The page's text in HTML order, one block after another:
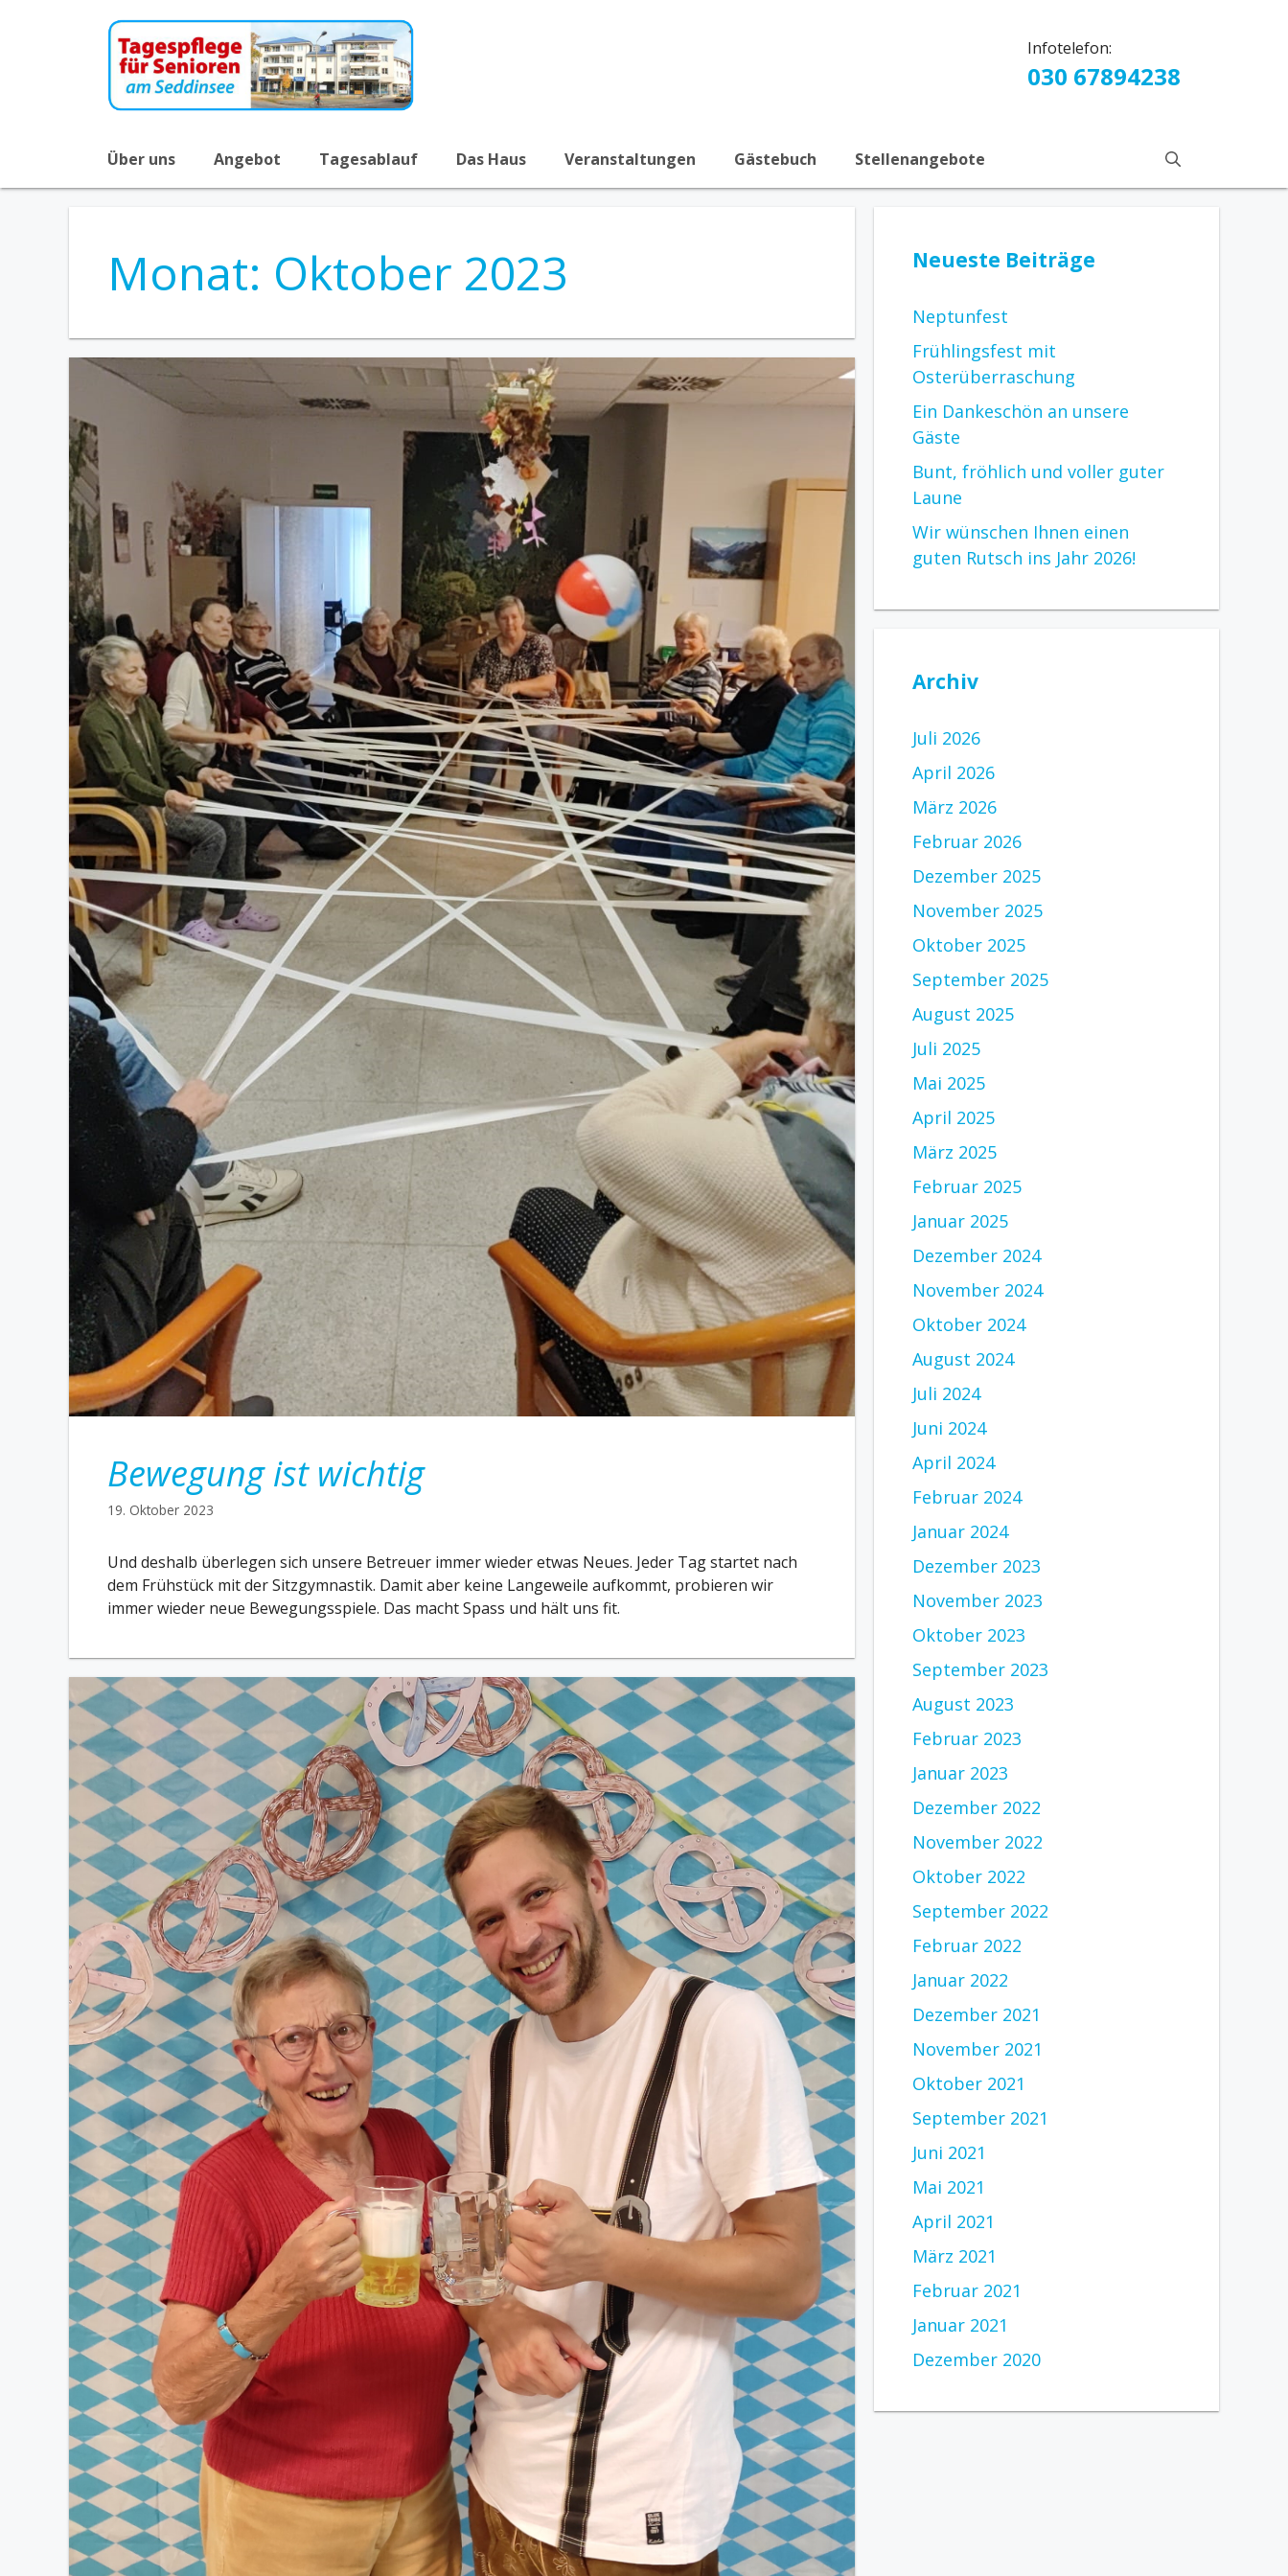
Infotelefon:
030 67894238
Über uns Angebot Tagesablauf Das Haus Veranstaltungen Gästebuch Stellenangebote
Monat: Oktober 2023
Bewegung ist wichtig
19. Oktober 2023
Und deshalb überlegen sich unsere Betreuer immer wieder etwas Neues. Jeder Tag startet nach
dem Frühstück mit der Sitzgymnastik. Damit aber keine Langeweile aufkommt, probieren wir
immer wieder neue Bewegungsspiele. Das macht Spass und hält uns fit.
Neueste Beiträge
Neptunfest
Frühlingsfest mit
Osterüberraschung
Ein Dankeschön an unsere
Gäste
Bunt, fröhlich und voller guter
Laune
Wir wünschen Ihnen einen
guten Rutsch ins Jahr 2026!
Archiv
Juli 2026
April 2026
März 2026
Februar 2026
Dezember 2025
November 2025
Oktober 2025
September 2025
August 2025
Juli 2025
Mai 2025
April 2025
März 2025
Februar 2025
Januar 2025
Dezember 2024
November 2024
Oktober 2024
August 2024
Juli 2024
Juni 2024
April 2024
Februar 2024
Januar 2024
Dezember 2023
November 2023
Oktober 2023
September 2023
August 2023
Februar 2023
Januar 2023
Dezember 2022
November 2022
Oktober 2022
September 2022
Februar 2022
Januar 2022
Dezember 2021
November 2021
Oktober 2021
September 2021
Juni 2021
Mai 2021
April 2021
März 2021
Februar 2021
Januar 2021
Dezember 2020